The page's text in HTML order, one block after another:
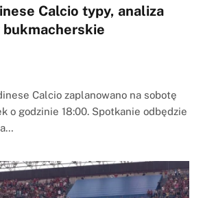
Calcio typy, analiza
Calcio zaplanowano na sobotę
o godzinie 18:00. Spotkanie odbędzie